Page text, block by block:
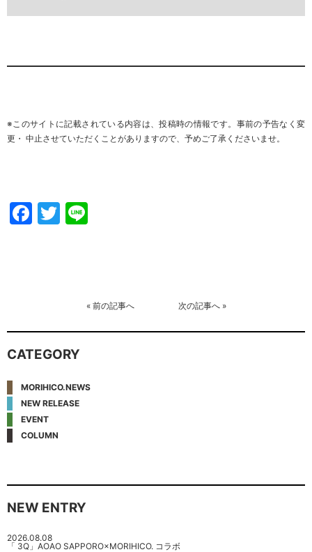
※このサイトに記載されている内容は、投稿時の情報です。事前の予告なく変
更・ 中止させていただくことがありますので、予めご了承くださいませ。
Facebook
Twitter
« 前の記事へ 次の記事へ»
CATEGORY
MORIHICO.NEWS
NEW RELEASE
EVENT
COLUMN
NEW ENTRY
2026.08.08
「 3Q」AOAO SAPPORO×MORIHICO. コラボ